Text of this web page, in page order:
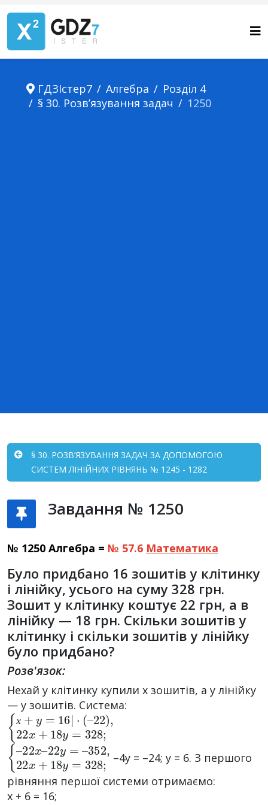
ГДЗІстер7 Алгебра
Розділ 4
§ 30. Розв’язування задач
1250
§ 30. РОЗВ’ЯЗУВАННЯ ЗАДАЧ ЗА ДОПОМОГОЮ
СИСТЕМ ЛІНІЙНИХ РІВНЯНЬ № 1245 - 1282
Завдання № 1250
№ 1250 Алгебра = № 57.6 Математика
Було придбано 16 зошитів у клітинку
і лінійку, усього на суму 328 грн.
Зошит у клітинку коштує 22 грн, а в
лінійку — 18 грн. Скільки зошитів у
клітинку і скільки зошитів у лінійку
було придбано?
Розв'язок:
Нехай у клітинку купили х зошитів, а у лінійку
— у зошитів. Система:
х
{х+y=16|·(–
22 ),22 x+ 18y = 328;
{–22x–22y =–
352,22x+18y =328; –4у = –24; у = 6. З першого
рівняння першої системи отримаємо:
х + 6 = 16;